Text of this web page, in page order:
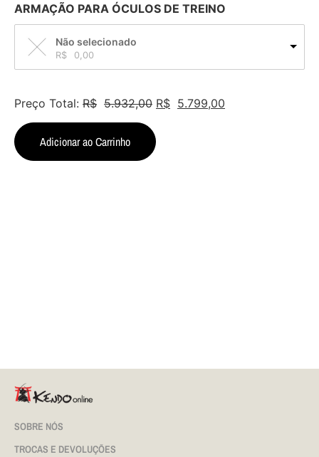
ARMAÇÃO PARA ÓCULOS DE TREINO
Não selecionado
R$ 0,00
Preço Total: R$ 5.932,00 R$ 5.799,00
Adicionar ao Carrinho
SOBRE NÓS
TROCAS E DEVOLUÇÕES